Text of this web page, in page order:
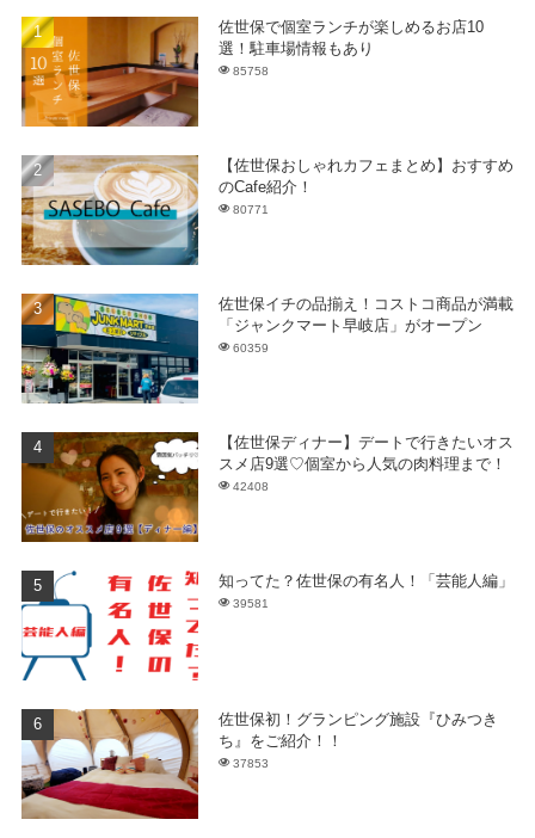
佐世保で個室ランチが楽しめるお店10
選！駐車場情報もあり
85758
【佐世保おしゃれカフェまとめ】おすすめ
のCafe紹介！
80771
佐世保イチの品揃え！コストコ商品が満載
「ジャンクマート早岐店」がオープン
60359
【佐世保ディナー】デートで行きたいオス
スメ店9選♡個室から人気の肉料理まで！
42408
知ってた？佐世保の有名人！「芸能人編」
39581
佐世保初！グランピング施設『ひみつき
ち』をご紹介！！
37853